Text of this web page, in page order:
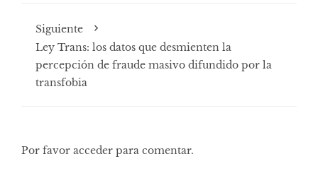
Siguiente
Ley Trans: los datos que desmienten la
percepción de fraude masivo difundido por la
transfobia
Por favor acceder para comentar.